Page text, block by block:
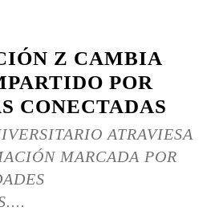
Z CAMBIA
POR
CONECTADAS
ATRAVIESA
MARCADA POR